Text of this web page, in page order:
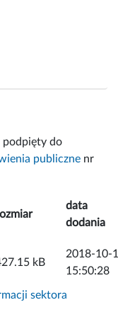
podpięty do
publiczne nr
data
dodania
kB
2018-10-
15:50:28
sektora